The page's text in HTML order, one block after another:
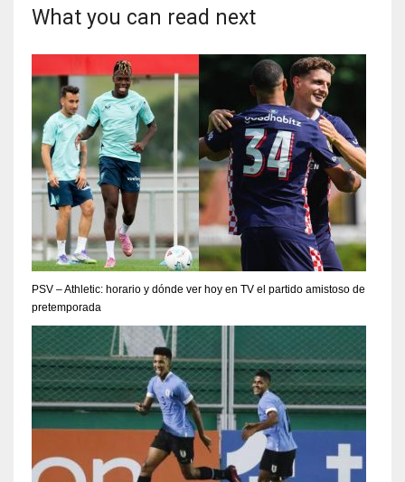
What you can read next
PSV – Athletic: horario y dónde ver hoy en TV el partido amistoso de
pretemporada